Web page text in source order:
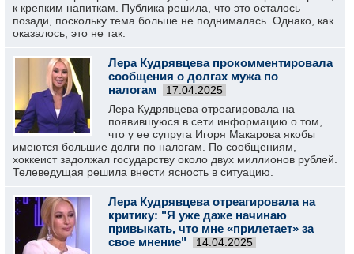
к крепким напиткам. Публика решила, что это осталось
позади, поскольку тема больше не поднималась. Однако, как
оказалось, это не так.
Лера Кудрявцева прокомментировала
сообщения о долгах мужа по
налогам
17.04.2025
Лера Кудрявцева отреагировала на
появившуюся в сети информацию о том,
что у ее супруга Игоря Макарова якобы
имеются большие долги по налогам. По сообщениям,
хоккеист задолжал государству около двух миллионов рублей.
Телеведущая решила внести ясность в ситуацию.
Лера Кудрявцева отреагировала на
критику: "Я уже даже начинаю
привыкать, что мне «прилетает» за
свое мнение"
14.04.2025